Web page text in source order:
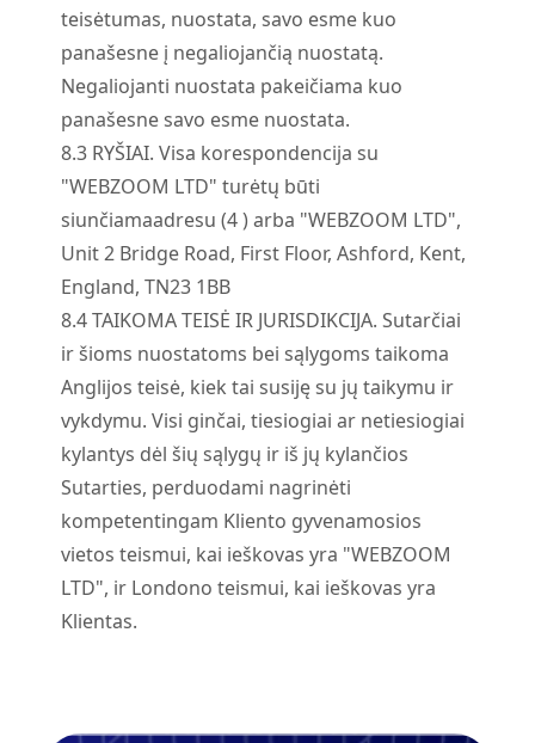
teisėtumas, nuostata, savo esme kuo
panašesne į negaliojančią nuostatą.
Negaliojanti nuostata pakeičiama kuo
panašesne savo esme nuostata.
8.3RYŠIAI. Visa korespondencija su
"WEBZOOM LTD" turėtų būti
siunčiamaadresu (4) arba "WEBZOOM LTD",
Unit 2 Bridge Road, First Floor, Ashford, Kent,
England, TN23 1BB
8.4TAIKOMA TEISĖ IR JURISDIKCIJA. Sutarčiai
ir šioms nuostatoms bei sąlygoms taikoma
Anglijos teisė, kiek tai susiję su jų taikymu ir
vykdymu. Visi ginčai, tiesiogiai ar netiesiogiai
kylantys dėl šių sąlygų ir iš jų kylančios
Sutarties, perduodami nagrinėti
kompetentingam Kliento gyvenamosios
vietos teismui, kai ieškovas yra "WEBZOOM
LTD", ir Londono teismui, kai ieškovas yra
Klientas.